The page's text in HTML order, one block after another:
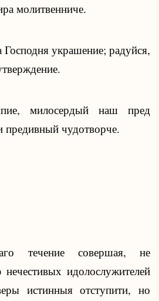
молитвенниче.
Господня украшение; радуйся,
милосердый наш пред
предивный чудотворче.
течение совершая, не
идолослужителей
истинныя отступити, но